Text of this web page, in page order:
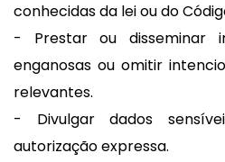
conhecidas da lei ou do
- Prestar ou disseminar
enganosas ou omitir
relevantes.
- Divulgar dados
autorização expressa.